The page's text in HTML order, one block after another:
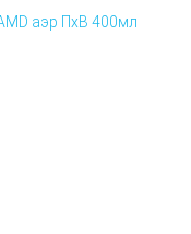
аэр ПхВ 400мл